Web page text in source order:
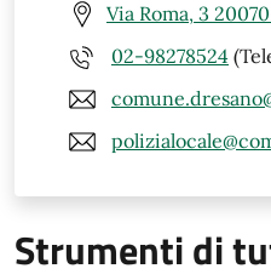
Via Roma, 3
02-98278524
Strumenti di